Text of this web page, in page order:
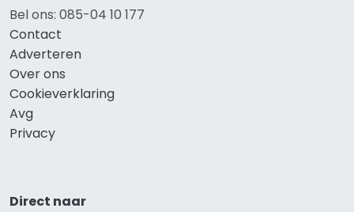
Bel ons: 085-04 10 177
Contact
Adverteren
Over ons
Cookieverklaring
Avg
Privacy
Direct naar